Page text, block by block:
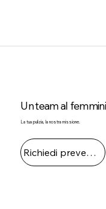
Un team al
La tua pulizia, la nostra missione.
Richiedi preventivo